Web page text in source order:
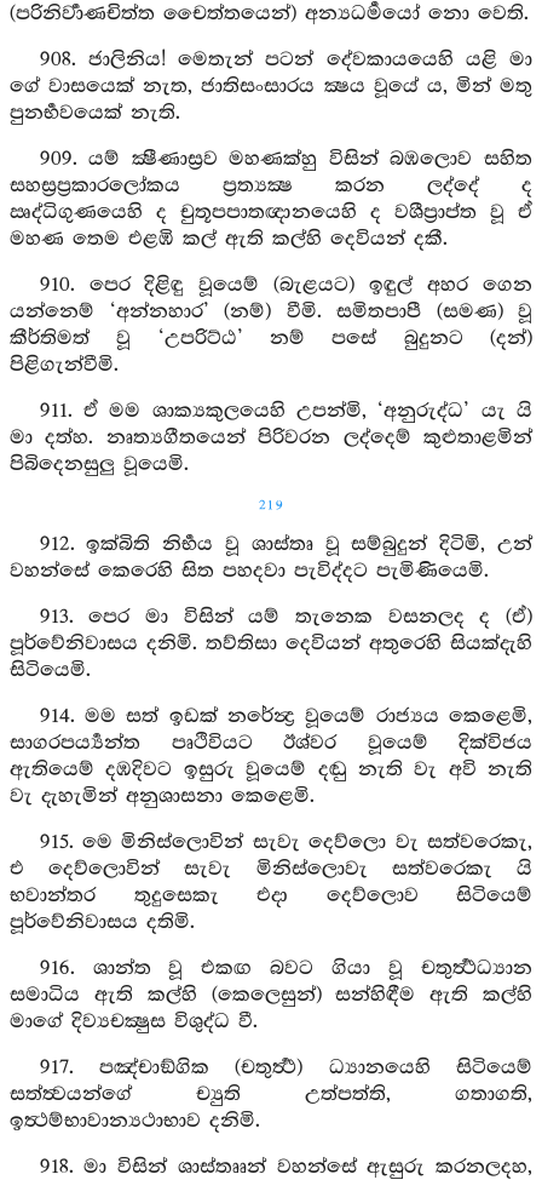
(පරිනිර්‍වාණචිත්ත චෛත්තයෙන්) අන්‍යධර්‍මයෝ නො වෙති.
908. ජාලිනිය! මෙතැන් පටන් දේවකායයෙහි යළි මා
ගේ වාසයෙක් නැත, ජාතිසංසාරය ක්‍ෂය වූයේ ය, මින් මතු
පුනර්‍භවයෙක් නැති.
909. යම් ක්‍ෂීණාස්‍රව මහණක්හු විසින් බඹලොව සහිත
සහස්‍රප්‍රකාරලෝකය ප්‍රත්‍යක්‍ෂ කරන ලද්දේ ද
ඍද්ධිගුණයෙහි ද චුතූපපාතඥානයෙහි ද වශීප්‍රාප්ත වූ ඒ
මහණ තෙම එළඹි කල් ඇති කල්හි දෙවියන් දකී.
910. පෙර දිළිඳු වූයෙම් (බැළයට) ඉඳුල් අහර ගෙන
යන්නෙම් ‘අන්නහාර’ (නම්) වීමි. සමිතපාපී (සමණ) වූ
කීර්තිමත් වූ ‘උපරිට්ඨ’ නම් පසේ බුදුනට (දන්)
පිළිගැන්වීමි.
911. ඒ මම ශාක්‍යකුලයෙහි උපන්මි, ‘අනුරුද්ධ’ යැ යි
මා දත්හ. නෘත්‍යගීතයෙන් පිරිවරන ලද්දෙම් කුළුතාළමින්
පිබිදෙනසුලු වූයෙමි.
219
912. ඉක්බිති නිර්‍භය වූ ශාස්තෘ වූ සම්බුදුන් දිටිමි, උන්
වහන්සේ කෙරෙහි සිත පහදවා පැවිද්දට පැමිණියෙමි.
913. පෙර මා විසින් යම් තැනෙක වසනලද ද (ඒ)
පූර්වේනිවාසය දනිමි. තව්තිසා දෙවියන් අතුරෙහි සියක්දැහි
සිටියෙමි.
914. මම සත් ඉඩක් නරේන්‍ද්‍ර වූයෙම් රාජ්‍යය කෙළෙමි,
සාගරපර්‍ය්‍යන්ත පෘථිවියට ඊශ්වර වූයෙම් දික්විජය
ඇතියෙම් දඹදිවට ඉසුරු වූයෙම් දඬු නැති වැ අවි නැති
වැ දැහැමින් අනුශාසනා කෙළෙමි.
915. මෙ මිනිස්ලොවින් සැවැ දෙව්ලො වැ සත්වරෙකැ,
එ දෙව්ලොවින් සැවැ මිනිස්ලොවැ සත්වරෙකැ යි
භවාන්තර තුදුසෙකැ එදා දෙව්ලොව සිටියෙම්
පූර්වේනිවාසය දතිමි.
916. ශාන්ත වූ එකඟ බවට ගියා වූ චතුර්‍ත්‍ථධ්‍යාන
සමාධිය ඇති කල්හි (කෙලෙසුන්) සන්හිඳීම ඇති කල්හි
මාගේ දිව්‍යචක්‍ෂුස විශුද්ධ වී.
917. පඤ්චාඞ්ගික (චතුර්‍ත්‍ථ) ධ්‍යානයෙහි සිටියෙම්
සත්ත්‍වයන්ගේ ච්‍යුති උත්පත්ති, ගතාගති,
ඉත්‍ථම්භාවාන්‍යථාභාව දනිමි.
918. මා විසින් ශාස්තෲන් වහන්සේ ඇසුරු කරනලදහ,